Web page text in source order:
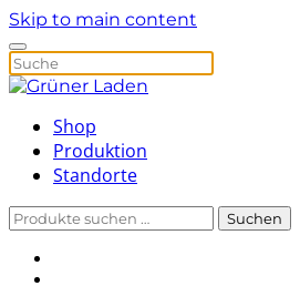
Skip to main content
Shop
Produktion
Standorte
Suchen
Suchen